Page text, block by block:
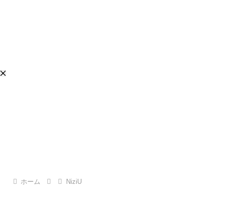
ホーム NiziU